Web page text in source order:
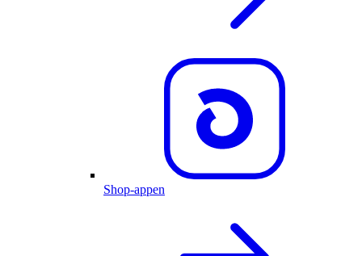
Shop-appen